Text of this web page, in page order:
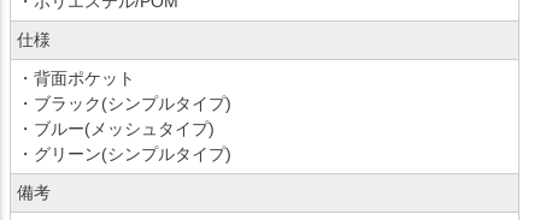
仕様
・背面ポケット
・ブラック(シンプルタイプ)
・ブルー(メッシュタイプ)
・グリーン(シンプルタイプ)
備考